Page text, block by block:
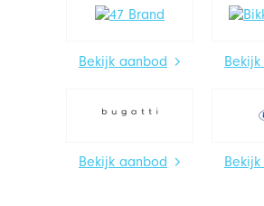
Bekijk aanbod
Bekijk aanbod